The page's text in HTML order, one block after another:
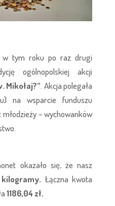
w tym roku po raz drugi
ogólnopolskiej akcji
Mikołaj?” . Akcja polegała
na wsparcie funduszu
– wychowanków
okazało się, że nasz
kilogramy. Łączna kwota
1186,04 zł.